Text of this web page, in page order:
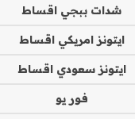
شدات ببجي اقساط
ايتونز امريكي اقساط
ايتونز سعودي اقساط
فور يو